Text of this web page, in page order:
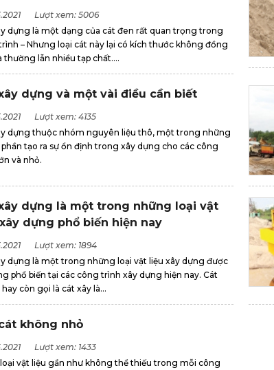
Lượt xem: 5006
dựng là một dạng của cát đen rất quan trọng trong
– Nhưng loại cát này lại có kích thước không đồng
thường lẫn nhiều tạp chất....
dựng và một vài điều cần biết
Lượt xem: 4135
dựng thuộc nhóm nguyên liệu thô, một trong những
tạo ra sự ổn định trong xây dựng cho các công
và nhỏ.
dựng là một trong những loại vật
dựng phổ biến hiện nay
Lượt xem: 1894
dựng là một trong những loại vật liệu xây dựng được
phổ biến tại các công trình xây dựng hiện nay. Cát
còn gọi là cát xây là...
không nhỏ
Lượt xem: 1433
loại vật liệu gần như không thể thiếu trong mỗi công